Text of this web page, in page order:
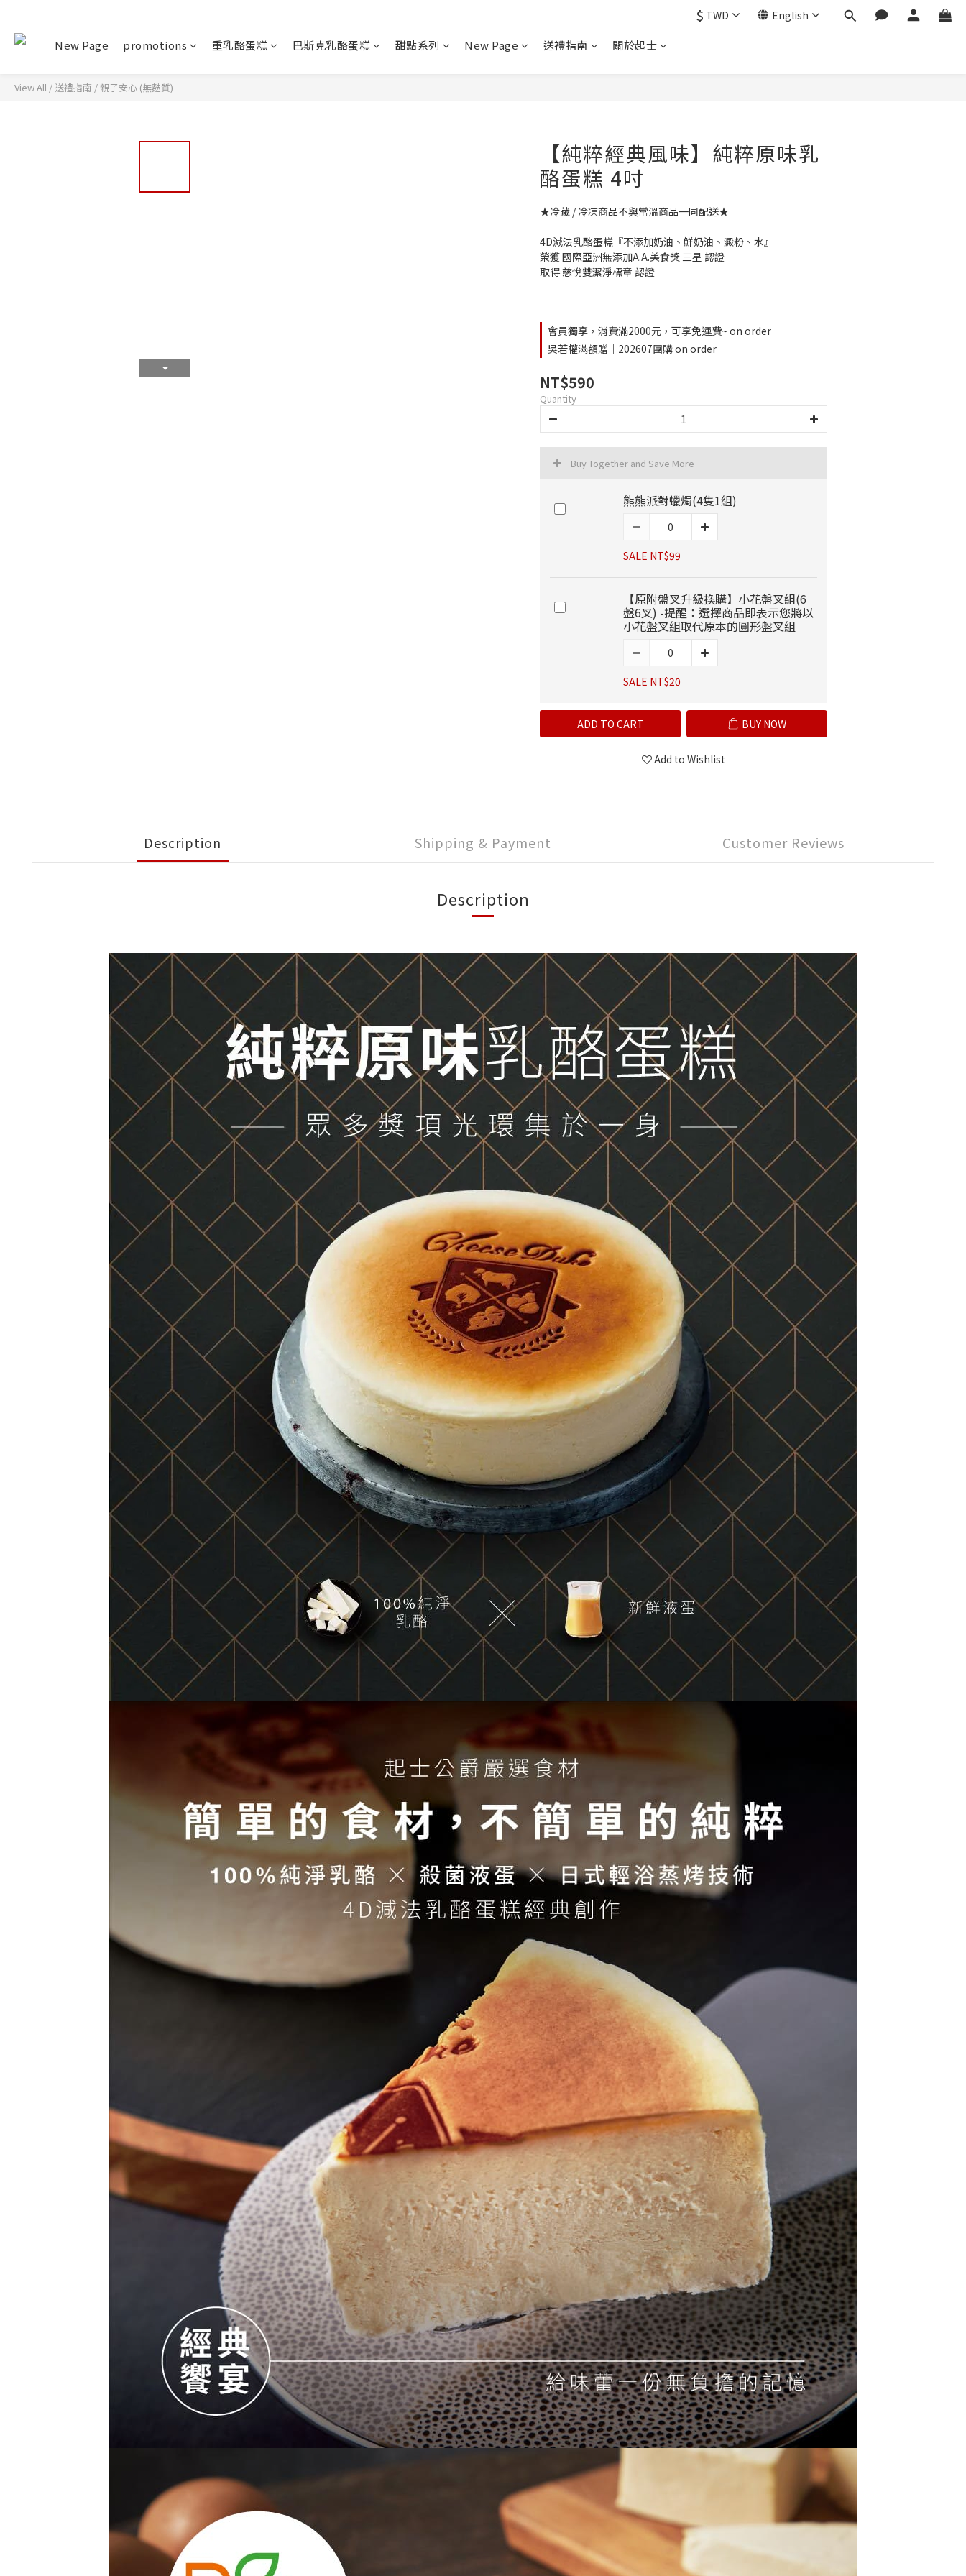
$ TWD English
New Page promotions 重乳酪蛋糕 巴斯克乳酪蛋糕 甜點系列 New Page 送禮指南 關於起士
View All / 送禮指南 / 親子安心 (無麩質)
【純粹經典風味】純粹原味乳
酪蛋糕 4吋
★冷藏 / 冷凍商品不與常溫商品一同配送★
4D減法乳酪蛋糕『不添加奶油、鮮奶油、澱粉、水』
榮獲 國際亞洲無添加A.A.美食獎 三星 認證
取得 慈悅雙潔淨標章 認證
會員獨享，消費滿2000元，可享免運費~ on order
吳若權滿額贈｜202607團購 on order
NT$590
Quantity
Buy Together and Save More
熊熊派對蠟燭(4隻1組)
SALE NT$99
【原附盤叉升級換購】小花盤叉組(6
盤6叉) -提醒：選擇商品即表示您將以
小花盤叉組取代原本的圓形盤叉組
SALE NT$20
ADD TO CART BUY NOW
Add to Wishlist
Description Shipping & Payment Customer Reviews
Description